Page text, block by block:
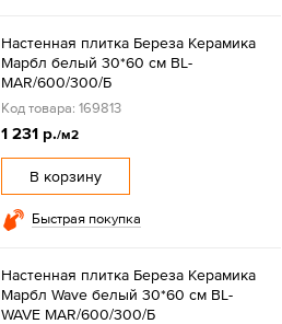
Настенная плитка Береза Керамика
Марбл белый 30*60 см BL-
MAR/600/300/Б
Код товара: 169813
1 231 р./м2
В корзину
Быстрая покупка
Настенная плитка Береза Керамика
Марбл Wave белый 30*60 см BL-
WAVE MAR/600/300/Б